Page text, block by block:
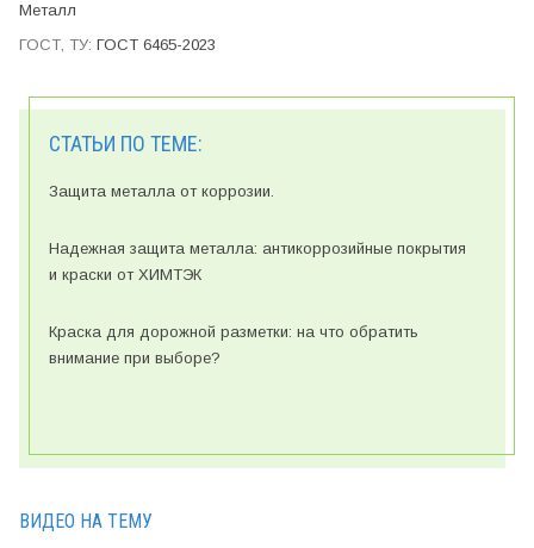
Металл
ГОСТ 6465-2023
СТАТЬИ ПО ТЕМЕ:
Защита металла от коррозии.
Надежная защита металла: антикоррозийные покрытия
и краски от ХИМТЭК
Краска для дорожной разметки: на что обратить
внимание при выборе?
ВИДЕО НА ТЕМУ